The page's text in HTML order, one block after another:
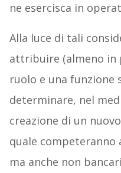
ne esercisca in
Alla luce di tali
attribuire (almeno in
ruolo e una funzione
determinare, nel
creazione di un
quale
ma anche non